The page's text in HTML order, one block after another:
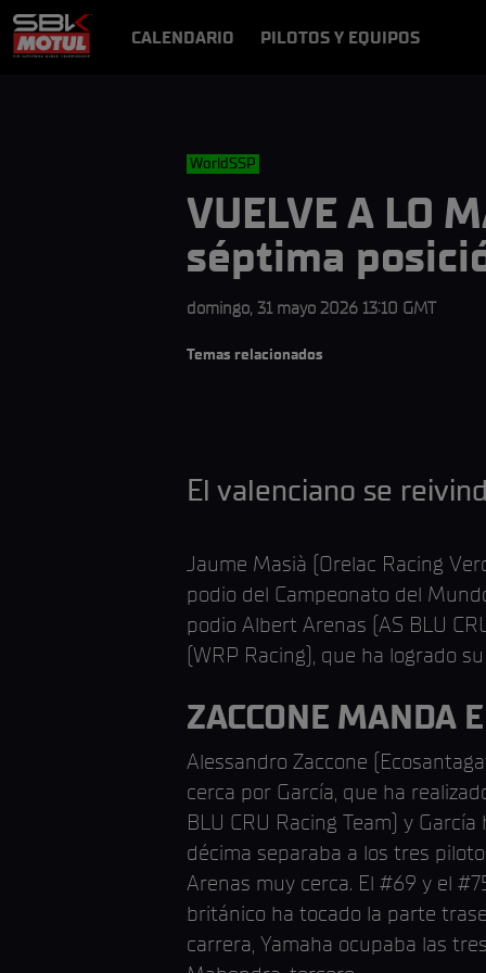
CALENDARIO PILOTOS Y EQUIPOS
WorldSSP
VUELVE A LO
séptima
domingo, 31 mayo 2026 13:10 GMT
Temas relacionados
El valenciano se
Jaume Masià (Orelac Racing
podio del Campeonato del
podio Albert Arenas (AS BLU
(WRP Racing), que ha logrado
ZACCONE MANDA
Alessandro Zaccone
cerca por García, que ha
BLU CRU Racing Team) y
décima separaba a los tres
Arenas muy cerca. El #69 y el
británico ha tocado la parte
carrera, Yamaha ocupaba las